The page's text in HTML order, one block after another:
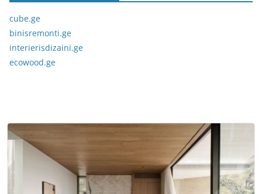
cube.ge
binisremonti.ge
interierisdizaini.ge
ecowood.ge